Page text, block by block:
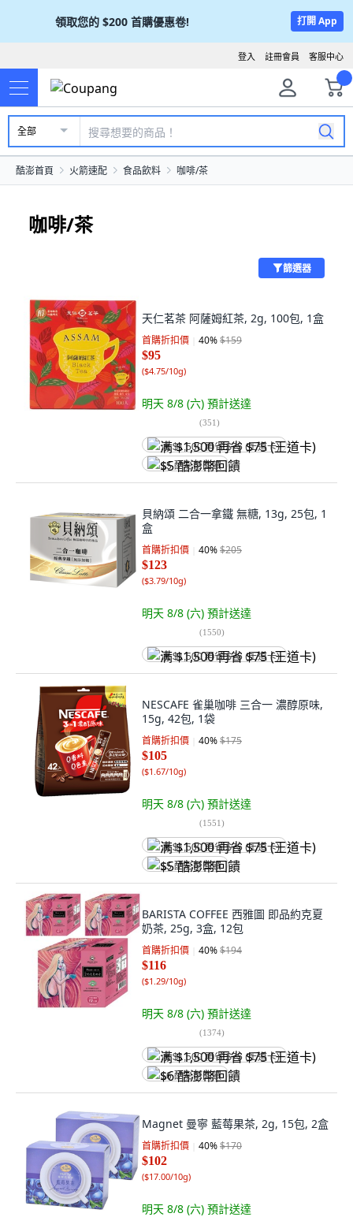
領取您的 $200 首購優惠卷! 打開 App
客服中心
註冊會員
登入
全部
酷澎首頁 火箭速配 食品飲料 咖啡/茶
咖啡/茶
篩選器
天仁茗茶 阿薩姆紅茶, 2g, 100包, 1盒
首購折扣價 40%$159
$95
($4.75/10g)
明天 8/8 (六) 預計送達
(351)
满 $1,500 再省 $75 (王道卡)
$5 酷澎幣回饋
貝納頌 二合一拿鐵 無糖, 13g, 25包, 1
盒
首購折扣價 40%$205
$123
($3.79/10g)
明天 8/8 (六) 預計送達
(1550)
满 $1,500 再省 $75 (王道卡)
NESCAFE 雀巢咖啡 三合一 濃醇原味,
15g, 42包, 1袋
首購折扣價 40%$175
$105
($1.67/10g)
明天 8/8 (六) 預計送達
(1551)
满 $1,500 再省 $75 (王道卡)
$5 酷澎幣回饋
BARISTA COFFEE 西雅圖 即品約克夏
奶茶, 25g, 3盒, 12包
首購折扣價 40%$194
$116
($1.29/10g)
明天 8/8 (六) 預計送達
(1374)
满 $1,500 再省 $75 (王道卡)
$6 酷澎幣回饋
Magnet 曼寧 藍莓果茶, 2g, 15包, 2盒
首購折扣價 40%$170
$102
($17.00/10g)
明天 8/8 (六) 預計送達